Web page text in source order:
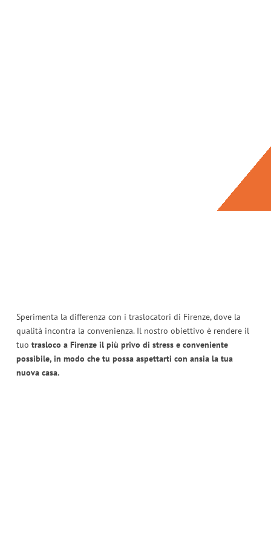
Sperimenta la differenza con i traslocatori di Firenze, dove la
qualità incontra la convenienza. Il nostro obiettivo è rendere il
tuo trasloco a Firenze il più privo di stress e conveniente
possibile, in modo che tu possa aspettarti con ansia la tua
nuova casa.